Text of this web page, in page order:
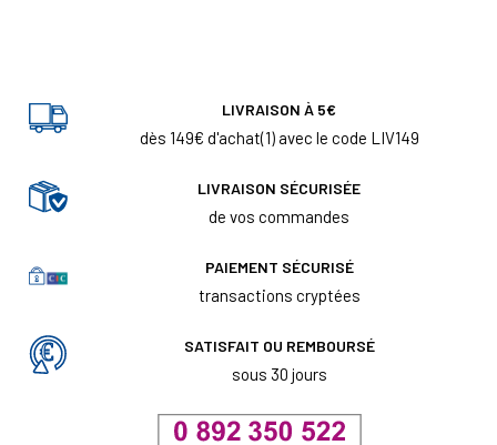
LIVRAISON À 5€
dès 149€ d'achat(1) avec le code LIV149
LIVRAISON SÉCURISÉE
de vos commandes
PAIEMENT SÉCURISÉ
transactions cryptées
SATISFAIT OU REMBOURSÉ
sous 30 jours